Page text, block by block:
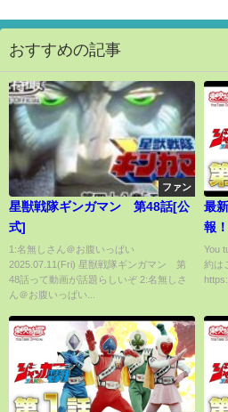
おすすめの記事
ファン
星獣戦隊ギンガマン 第48話[公
式]
1:名無しさん＠お腹いっぱい
2025.07.11(Fri) 星獣戦隊ギンガマン 第
48話って動画が話題らしいぞ 2:名無しさ
ん＠お腹いっぱい...
最
報
You
約は